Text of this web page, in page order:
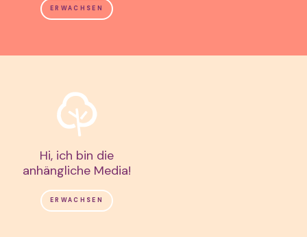
ERWACHSEN
Hi, ich bin die
anhängliche Media!
ERWACHSEN